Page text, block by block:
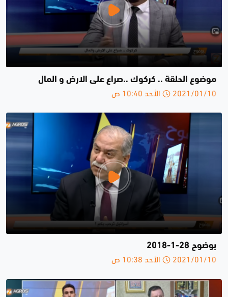
موضوع الحلقة .. كركوك ..صراع على الارض و المال
2021/01/10 الأحد 10:40 ص
بوضوح 28-1-2018
2021/01/10 الأحد 10:38 ص